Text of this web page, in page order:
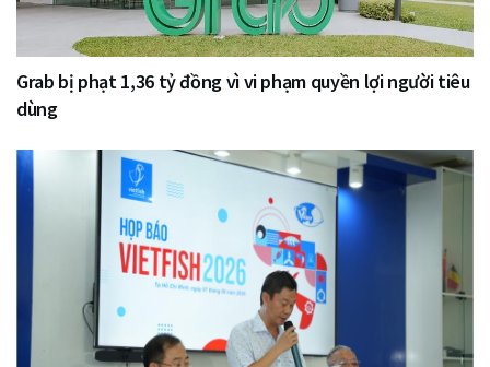
Grab bị phạt 1,36 tỷ đồng vì vi phạm quyền lợi người tiêu
dùng